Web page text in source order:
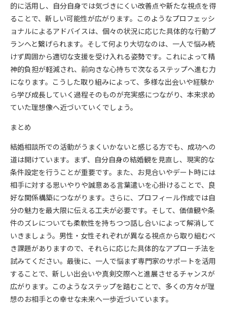
的に活用し、自分自身では気づきにくい改善点や新たな視点を得
ることで、新しい可能性が広がります。このようなプロフェッシ
ョナルによるアドバイスは、個々の状況に応じた具体的な行動プ
ランへと繋げられます。そして何より大切なのは、一人で悩み続
けず周囲から適切な支援を受け入れる姿勢です。これによって精
神的負担が軽減され、前向きな心持ちで次なるステップへ進む力
になります。こうした取り組みによって、多様な出会いや経験か
ら学び成長していく過程そのものが充実感につながり、本来求め
ていた理想像へ近づいていくでしょう。
まとめ
結婚相談所での活動がうまくいかないと感じる方でも、成功への
道は開けています。まず、自分自身の結婚観を見直し、現実的な
条件設定を行うことが重要です。また、お見合いやデート時には
相手に対する思いやりや誠意ある言葉遣いを心掛けることで、良
好な関係構築につながります。さらに、プロフィール作成では自
分の魅力を最大限に伝える工夫が必要です。そして、価値観や条
件のズレについても柔軟性を持ちつつ話し合いによって解消して
いきましょう。男性・女性それぞれが異なる視点から取り組むべ
き課題がありますので、それらに応じた具体的なアプローチ法を
試みてください。最後に、一人で悩まず専門家のサポートを活用
することで、新しい出会いや真剣交際へと進展させるチャンスが
広がります。このようなステップを踏むことで、多くの方々が理
想のお相手との幸せな未来へ一歩近づいています。